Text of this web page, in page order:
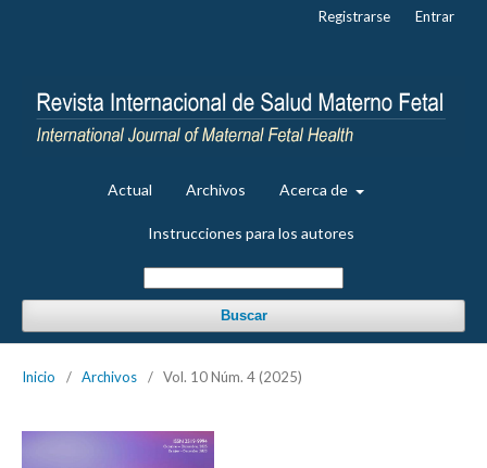
Actual Archivos Acerca de
Instrucciones para los autores
Buscar
Registrarse Entrar
Inicio / Archivos / Vol. 10 Núm. 4 (2025)